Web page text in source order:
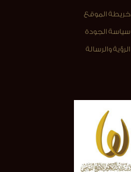
خريطة الموقع
سياسة الجودة
الرؤية والرسالة